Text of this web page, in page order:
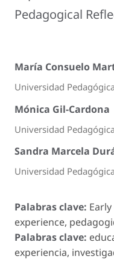
Pedagogical
María Consuelo
Universidad
Mónica Gil-Cardona
Universidad
Sandra Marcela
Universidad
Palabras clave:
experience,
Palabras clave:
experiencia,